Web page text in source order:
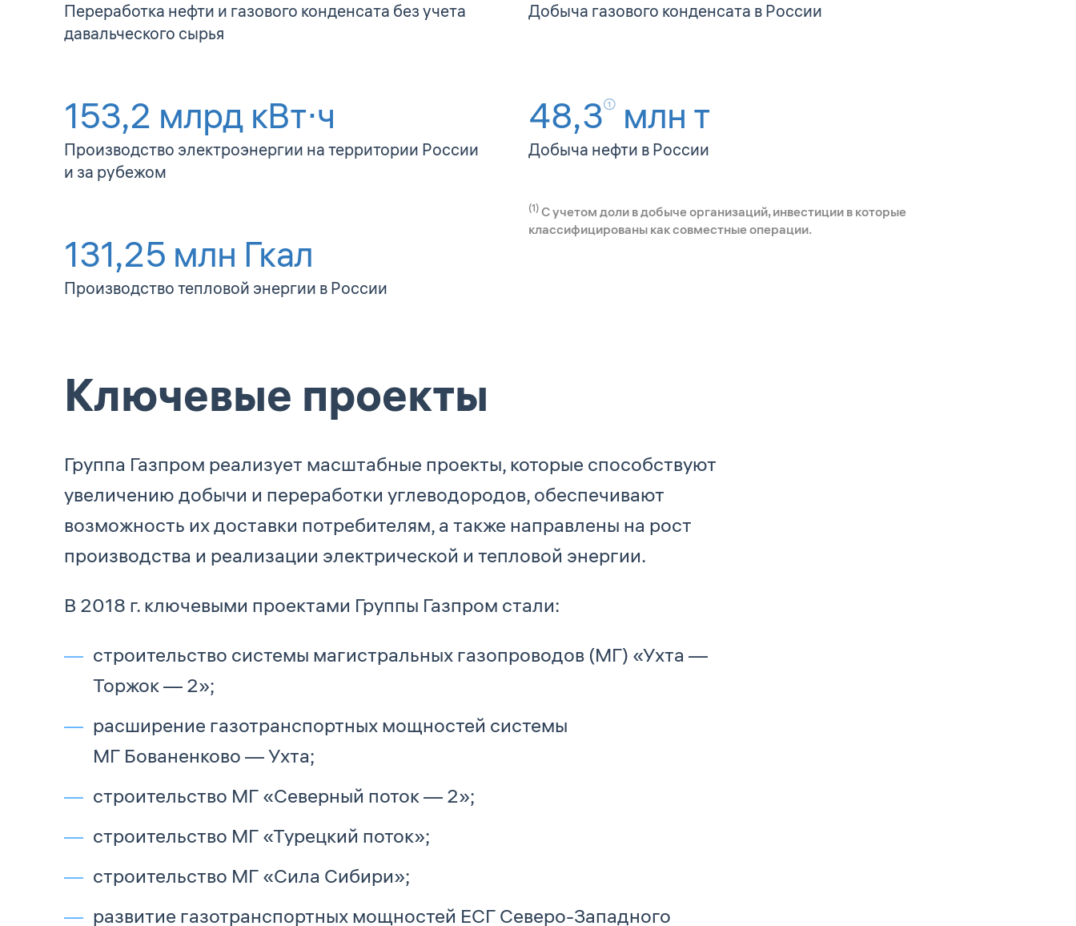
Переработка нефти и газового конденсата без учета
давальческого сырья
Добыча газового конденсата в России
153,2 млрд кВт⋅ч
Производство электроэнергии на территории России
и за рубежом
48,3①млн т
Добыча нефти в России
131,25 млн Гкал
Производство тепловой энергии в России
(1) С учетом доли в добыче организаций, инвестиции в которые
классифицированы как совместные операции.
Ключевые проекты
Группа Газпром реализует масштабные проекты, которые способствуют
увеличению добычи и переработки углеводородов, обеспечивают
возможность их доставки потребителям, а также направлены на рост
производства и реализации электрической и тепловой энергии.
В 2018 г. ключевыми проектами Группы Газпром стали:
строительство системы магистральных газопроводов (МГ) «Ухта —
Торжок — 2»;
расширение газотранспортных мощностей системы
МГ Бованенково — Ухта;
строительство МГ «Северный поток — 2»;
строительство МГ «Турецкий поток»;
строительство МГ «Сила Сибири»;
развитие газотранспортных мощностей ЕСГ Северо-Западного